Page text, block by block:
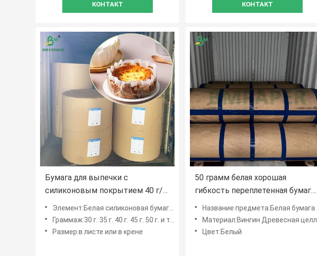
КОНТАКТ КОНТАКТ
Бумага для выпечки с
силиконовым покрытием 40 г/
м², легко скользящая с обеих
сторон, белая
Элемент:Белая силиконовая бумага с двусторонним покрытием
Граммаж:30 г. 35 г. 40 г. 45 г. 50 г. и т.д.
Размер:в листе или в крене
50 грамм белая хорошая
гибкость переплетенная бумага
2450 мм в рулонах
Название предмета:Белая бумага 50 г/м² с хорошей гибкостью для переплетения
Материал:Вингин Древесная целлюлоза
Цвет:Белый